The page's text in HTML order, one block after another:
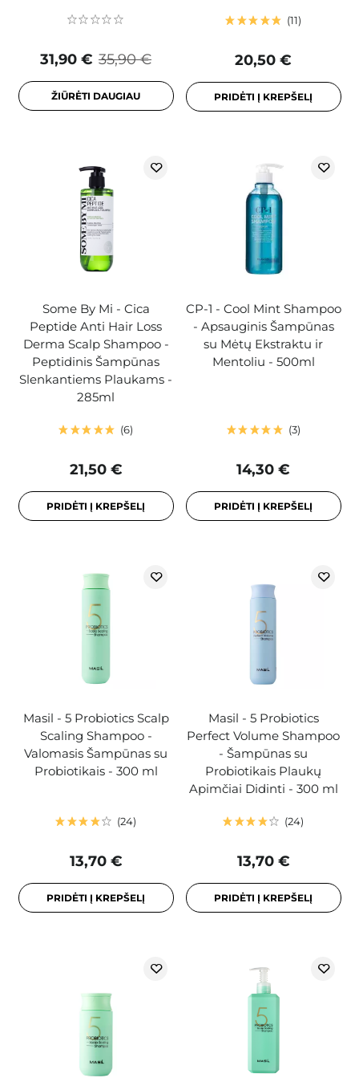
35,90 €
31,90 €
ŽIŪRĖTI DAUGIAU
11
20,50 €
PRIDĖTI Į KREPŠELĮ
Some By Mi - Cica
Peptide Anti Hair Loss
Derma Scalp Shampoo -
Peptidinis Šampūnas
Slenkantiems Plaukams -
285ml
6
21,50 €
PRIDĖTI Į KREPŠELĮ
CP-1 - Cool Mint Shampoo
- Apsauginis Šampūnas
su Mėtų Ekstraktu ir
Mentoliu - 500ml
3
14,30 €
PRIDĖTI Į KREPŠELĮ
Masil - 5 Probiotics Scalp
Scaling Shampoo -
Valomasis Šampūnas su
Probiotikais - 300 ml
24
13,70 €
PRIDĖTI Į KREPŠELĮ
Masil - 5 Probiotics
Perfect Volume Shampoo
- Šampūnas su
Probiotikais Plaukų
Apimčiai Didinti - 300 ml
24
13,70 €
PRIDĖTI Į KREPŠELĮ